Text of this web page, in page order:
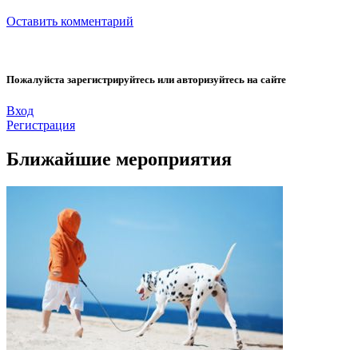
Оставить комментарий
Пожалуйста зарегистрируйтесь или авторизуйтесь на сайте
Вход
Регистрация
Ближайшие мероприятия